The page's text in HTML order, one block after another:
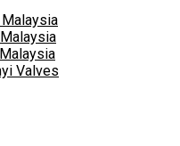
Valves